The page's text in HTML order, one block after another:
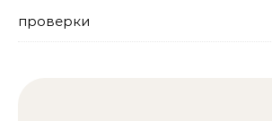
проверки